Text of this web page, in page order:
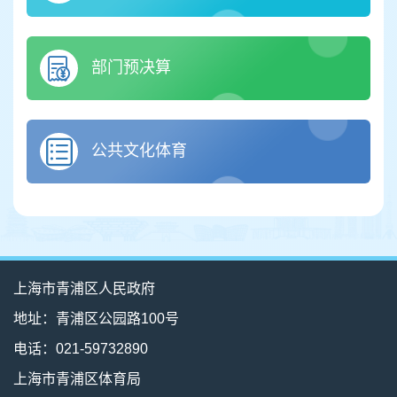
部门预决算
公共文化体育
上海市青浦区人民政府
地址：青浦区公园路100号
电话：021-59732890
上海市青浦区体育局